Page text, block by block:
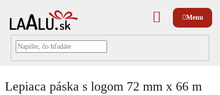
NÁKUPNÝ
KOŠÍK
Lepiaca páska s logom 72 mm x 66 m